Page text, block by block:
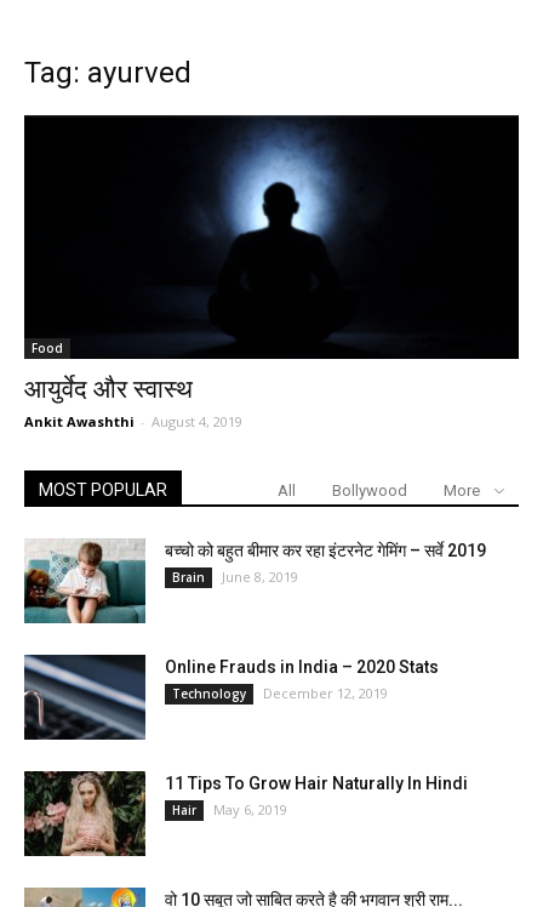
Tag: ayurved
Food
आयुर्वेद और स्वास्थ
Ankit Awashthi - August 4, 2019
MOST POPULAR All Bollywood More
बच्चो को बहुत बीमार कर रहा इंटरनेट गेमिंग – सर्वे 2019
Brain June 8, 2019
Online Frauds in India – 2020 Stats
Technology December 12, 2019
11 Tips To Grow Hair Naturally In Hindi
Hair May 6, 2019
वो 10 सबूत जो साबित करते है की भगवान श्री राम...